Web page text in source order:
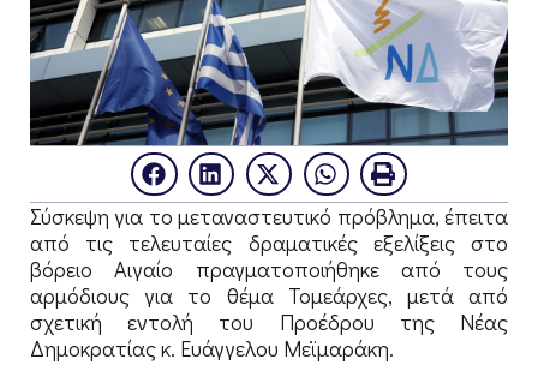
Σύσκεψη για το μεταναστευτικό πρόβλημα, έπειτα
από τις τελευταίες δραματικές εξελίξεις στο
βόρειο Αιγαίο πραγματοποιήθηκε από τους
αρμόδιους για το θέμα Τομεάρχες, μετά από
σχετική εντολή του Προέδρου της Νέας
Δημοκρατίας κ. Ευάγγελου Μεϊμαράκη.